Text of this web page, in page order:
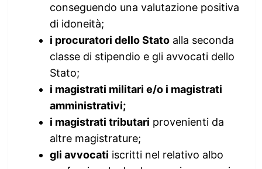
conseguendo una valutazione positiva
di idoneità;
i procuratori dello Statoalla seconda
classe di stipendio e gli avvocati dello
Stato;
i magistrati militari e/o i magistrati
amministrativi;
i magistrati tributari provenienti da
altre magistrature;
gli avvocati iscritti nel relativo albo